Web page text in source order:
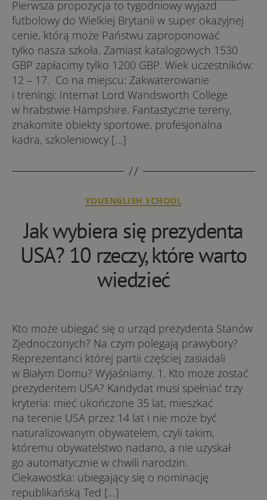
Pierwsza propozycja to tygodniowy wyjazd
futbolowy do Wielkiej Brytanii w super okazyjnej
cenie, którą może Państwu zaproponować
tylko nasza szkoła. Zamiast katalogowych 1530
GBP zapłacimy tylko 1200 GBP. Wiek uczestników:
12 – 17. Co na miejscu: Zakwaterowanie
i treningi: Internat Lord Wandsworth College
w hrabstwie Hampshire. Fantastyczne tereny,
znakomite obiekty sportowe, profesjonalna
kadra, szkoleniowcy […]
Kategorie
YOUENGLISH SCHOOL
Jak wybiera się prezydenta
USA? 10 rzeczy, które warto
wiedzieć
Kto może ubiegać się o urząd prezydenta Stanów
Zjednoczonych? Na czym polegają prawybory?
Reprezentanci której partii częściej zasiadali
w Białym Domu? Wyjaśniamy. 1. Kto może zostać
prezydentem USA? Kandydat musi spełniać trzy
kryteria: mieć ukończone 35 lat, mieszkać
na terenie USA przez 14 lat i nie może być
naturalizowanym obywatelem, czyli takim,
któremu obywatelstwo nadano, a nie uzyskał
go automatycznie w chwili narodzin.
Ciekawostka: ubiegający się o nominację
republikańską Ted […]